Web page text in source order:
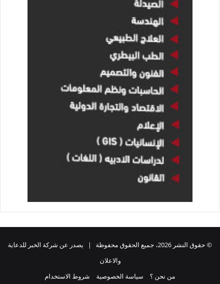
© حقوق النشر 2026، جميع الحقوق محفوظة | يصدر عن شركة الخبر للدعاية
والاعلان
من نحن ؟
سياسة الخصوصية شروط الاستخدام